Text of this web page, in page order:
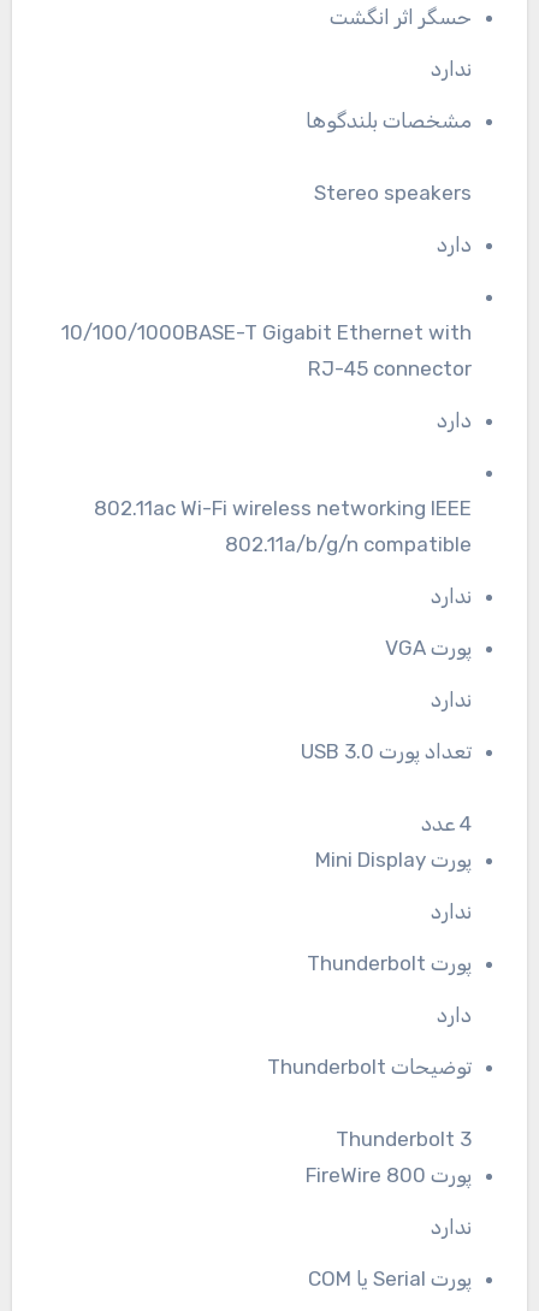
حسگر اثر انگشت
ندارد
مشخصات بلندگوها
Stereo speakers
دارد
10/100/1000BASE-T Gigabit Ethernet with
RJ-45 connector
دارد
802.11ac Wi-Fi wireless networking IEEE
802.11a/b/g/n compatible
ندارد
پورت VGA
ندارد
تعداد پورت USB 3.0
4 عدد
پورت Mini Display
ندارد
پورت Thunderbolt
دارد
توضیحات Thunderbolt
Thunderbolt 3
پورت FireWire 800
ندارد
پورت Serial یا COM